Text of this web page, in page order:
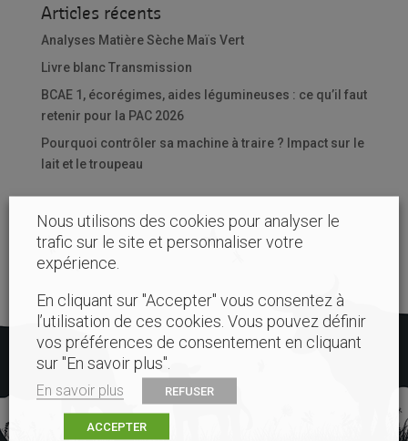
Articles récents
Analyses Matière Sèche Maïs Vert ­
Livre blanc Transmission
BCAE 1, écorégimes, aides légumineuses : ce qu’il faut
retenir pour la PAC 2026
Pourquoi contrôler sa machine à traire ? Impact sur le
lait et le troupeau
Nous utilisons des cookies pour analyser le
trafic sur le site et personnaliser votre
expérience.
En cliquant sur "Accepter" vous consentez à
l’utilisation de ces cookies. Vous pouvez définir
vos préférences de consentement en cliquant
sur "En savoir plus".
En savoir plus REFUSER
ACCEPTER